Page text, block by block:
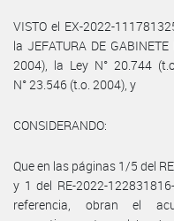
VISTO el EX-2022-
la JEFATURA DE
2004), la Ley N° 20.744
N° 23.546 (t.o. 2004), y
CONSIDERANDO:
Que en las páginas 1/5 del
y 1 del RE-2022-
referencia, obran el